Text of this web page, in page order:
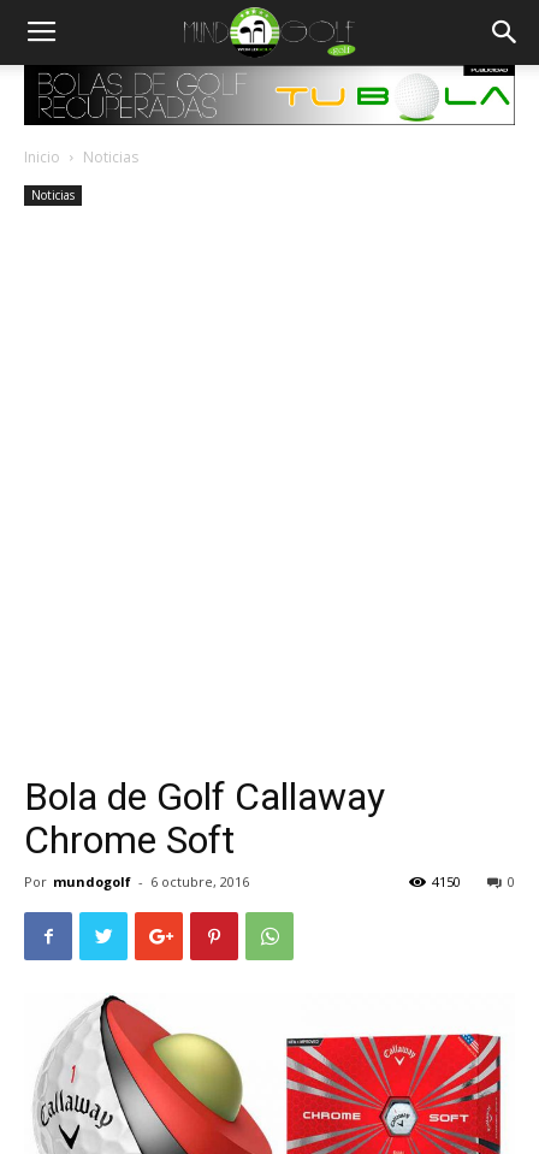
Inicio Noticias
Noticias
Bola de Golf Callaway
Chrome Soft
Por mundogolf - 6 octubre, 2016 0
4150